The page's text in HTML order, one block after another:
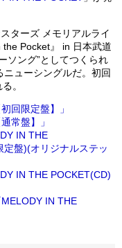
スターズ メモリアルライ
the Pocket』 in 日本武道
ソング”としてつくられ
ニューシングルだ。初回
。
回限定盤】」
常盤】」
IN THE
盤)(オリジナルステッ
IN THE POCKET(CD)
IN THE